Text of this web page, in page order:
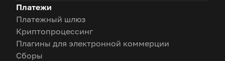
Платежи
Платежный шлюз
Криптопроцессинг
Плагины для электронной коммерции
Сборы